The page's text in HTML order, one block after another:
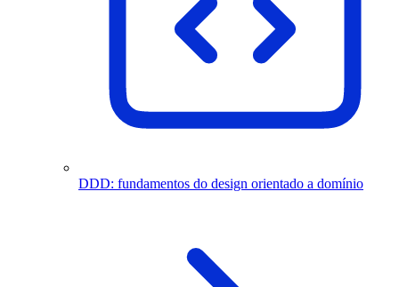
DDD: fundamentos do design orientado a domínio